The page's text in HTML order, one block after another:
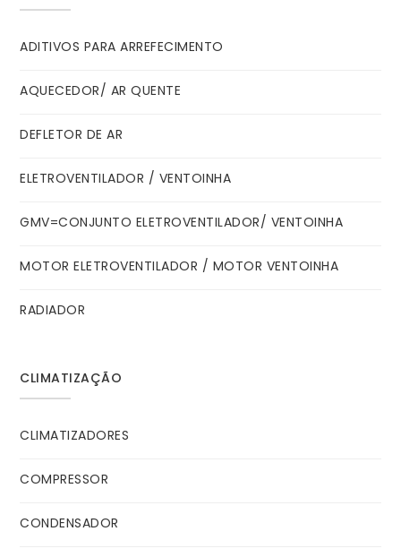
ADITIVOS PARA ARREFECIMENTO
AQUECEDOR/ AR QUENTE
DEFLETOR DE AR
ELETROVENTILADOR / VENTOINHA
GMV=CONJUNTO ELETROVENTILADOR/ VENTOINHA
MOTOR ELETROVENTILADOR / MOTOR VENTOINHA
RADIADOR
CLIMATIZAÇÃO
CLIMATIZADORES
COMPRESSOR
CONDENSADOR